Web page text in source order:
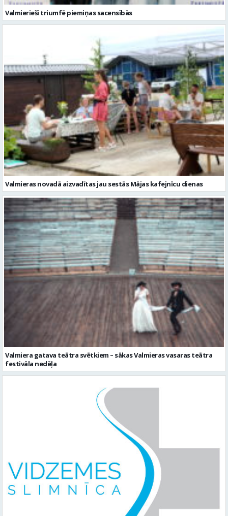
Valmieras novadā aizvadītas jau sestās Mājas kafejnīcu dienas
Valmiera gatava teātra svētkiem – sākas Valmieras vasaras teātra
festivāla nedēļa